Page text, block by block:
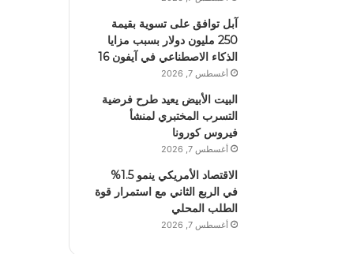
آبل توافق على تسوية بقيمة
250 مليون دولار بسبب مزايا
الذكاء الاصطناعي في آيفون 16
أغسطس 7, 2026
البيت الأبيض يعيد طرح فرضية
التسرب المختبري لمنشأ
فيروس كورونا
أغسطس 7, 2026
الاقتصاد الأمريكي ينمو 1.5%
في الربع الثاني مع استمرار قوة
الطلب المحلي
أغسطس 7, 2026